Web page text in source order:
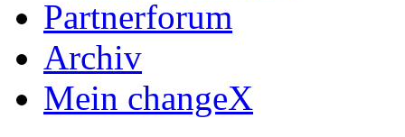
Partnerforum
Archiv
Mein changeX